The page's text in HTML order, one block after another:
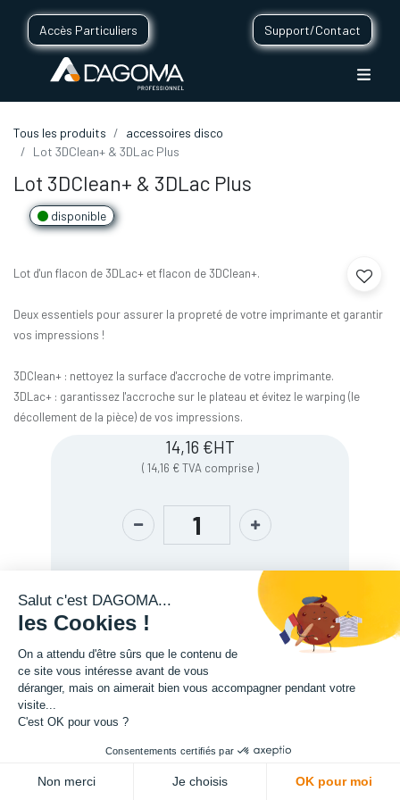
Accès Particuliers Support/Contact
Tous les produits
accessoires disco
Lot 3DClean+ & 3DLac Plus
Lot 3DClean+ & 3DLac Plus
disponible
Lot d'un flacon de 3DLac+ et flacon de 3DClean+.
Deux essentiels pour assurer la propreté de votre imprimante et garantir
vos impressions !
3DClean+ : nettoyez la surface d'accroche de votre imprimante.
3DLac+ : garantissez l'accroche sur le plateau et évitez le warping (le
décollement de la pièce) de vos impressions.
14,16 €HT
( 14,16 € TVA comprise )
Salut c'est DAGOMA...
les Cookies !
On a attendu d'être sûrs que le contenu de
ce site vous intéresse avant de vous
déranger, mais on aimerait bien vous accompagner pendant votre
visite...
C'est OK pour vous ?
Consentements certifiés par
Non merci Je choisis OK pour moi